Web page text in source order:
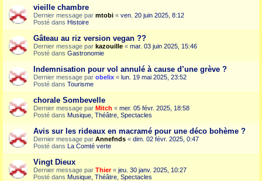
vieille chambre
Dernier message par mtobi « ven. 20 juin 2025, 8:12
Posté dans Histoire
Gâteau au riz version vegan ??
Dernier message par kazouille « mar. 03 juin 2025, 15:46
Posté dans Gastronomie
Indemnisation pour vol annulé à cause d’une grève ?
Dernier message par obelix « lun. 19 mai 2025, 23:52
Posté dans Tourisme
chorale Sombevelle
Dernier message par Mitch « mer. 05 févr. 2025, 18:58
Posté dans Musique, Théâtre, Spectacles
Avis sur les rideaux en macramé pour une déco bohème ?
Dernier message par Annefnds « dim. 02 févr. 2025, 0:47
Posté dans La Comté verte
Vingt Dieux
Dernier message par Thier« jeu. 30 janv. 2025, 10:27
Posté dans Musique, Théâtre, Spectacles